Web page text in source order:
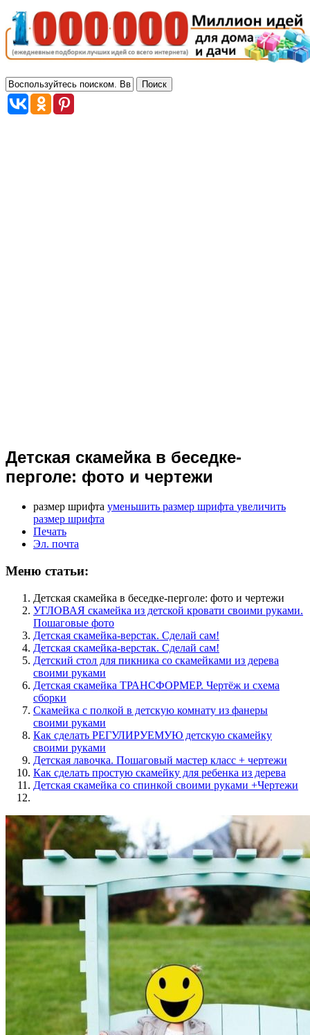
Детская скамейка в беседке-
перголе: фото и чертежи
размер шрифта уменьшить размер шрифта увеличить
размер шрифта
Печать
Эл. почта
Меню статьи:
Детская скамейка в беседке-перголе: фото и чертежи
УГЛОВАЯ скамейка из детской кровати своими руками.
Пошаговые фото
Детская скамейка-верстак. Сделай сам!
Детская скамейка-верстак. Сделай сам!
Детский стол для пикника со скамейками из дерева
своими руками
Детская скамейка ТРАНСФОРМЕР. Чертёж и схема
сборки
Скамейка с полкой в детскую комнату из фанеры
своими руками
Как сделать РЕГУЛИРУЕМУЮ детскую скамейку
своими руками
Детская лавочка. Пошаговый мастер класс + чертежи
Как сделать простую скамейку для ребенка из дерева
Детская скамейка со спинкой своими руками +Чертежи